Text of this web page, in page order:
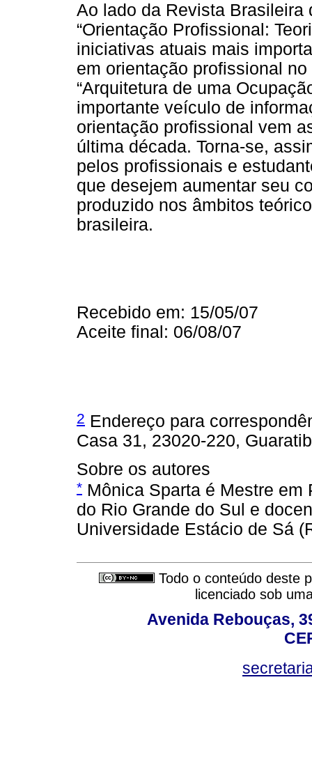
Ao lado da Revista
“Orientação Profissional:
iniciativas atuais mais
em orientação profissional
“Arquitetura de uma
importante veículo de
orientação profissional vem
última década. Torna-se,
pelos profissionais e
que desejem aumentar seu
produzido nos âmbitos
brasileira.
Recebido em: 15/05/07
Aceite final: 06/08/07
2 Endereço para
Casa 31, 23020-220,
Sobre os autores
* Mônica Sparta é Mestre
do Rio Grande do Sul e
Universidade Estácio de Sá
Todo o conteúdo deste
licenciado sob
Avenida Rebouças,